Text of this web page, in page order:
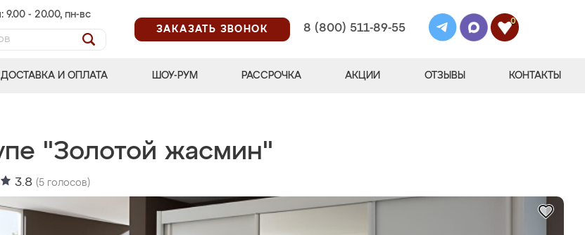
9.00 - 20.00, пн-вс
ЗАКАЗАТЬ ЗВОНОК
8 (800) 511-89-55
0
ДОСТАВКА И ОПЛАТА ШОУ-РУМ РАССРОЧКА АКЦИИ ОТЗЫВЫ КОНТАКТЫ
"Золотой жасмин"
3.8 (5 голосов)